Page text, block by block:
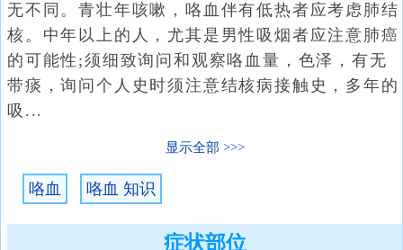
无不同。青壮年咳嗽，咯血伴有低热者应考虑肺结
核。中年以上的人，尤其是男性吸烟者应注意肺癌
的可能性;须细致询问和观察咯血量，色泽，有无
带痰，询问个人史时须注意结核病接触史，多年的
吸...
显示全部
咯血 咯血 知识
症状部位